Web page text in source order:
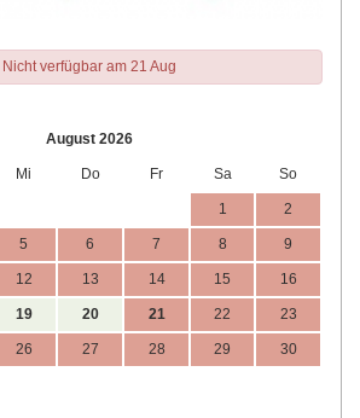
Nicht verfügbar am 21 Aug
August 2026
Mi Do Fr Sa So
1 2
5 6 7 8 9
12 13 14 15 16
19 20 21 22 23
26 27 28 29 30